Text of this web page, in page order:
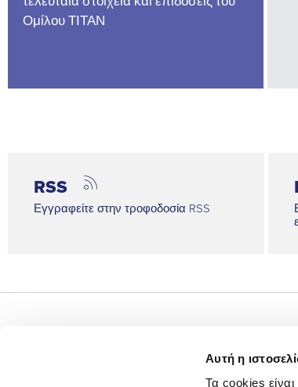
Αυτή η
Τα cookies
Ομίλου ΤΙΤΑΝ
RSS
Εγγραφείτε στην τροφοδοσία RSS
Επενδυτικές